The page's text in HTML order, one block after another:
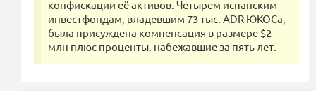
конфискации её активов. Четырем испанским
инвестфондам, владевшим 73 тыс. ADR ЮКОСа,
была присуждена компенсация в размере $2
млн плюс проценты, набежавшие за пять лет.